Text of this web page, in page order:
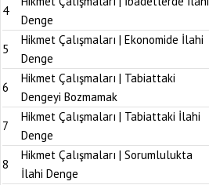
4
Denge
5
Hikmet Çalışmaları | Ekonomide İlahi
Denge
6
Hikmet Çalışmaları | Tabiattaki
Dengeyi Bozmamak
7
Hikmet Çalışmaları | Tabiattaki İlahi
Denge
8
Hikmet Çalışmaları | Sorumlulukta
İlahi Denge